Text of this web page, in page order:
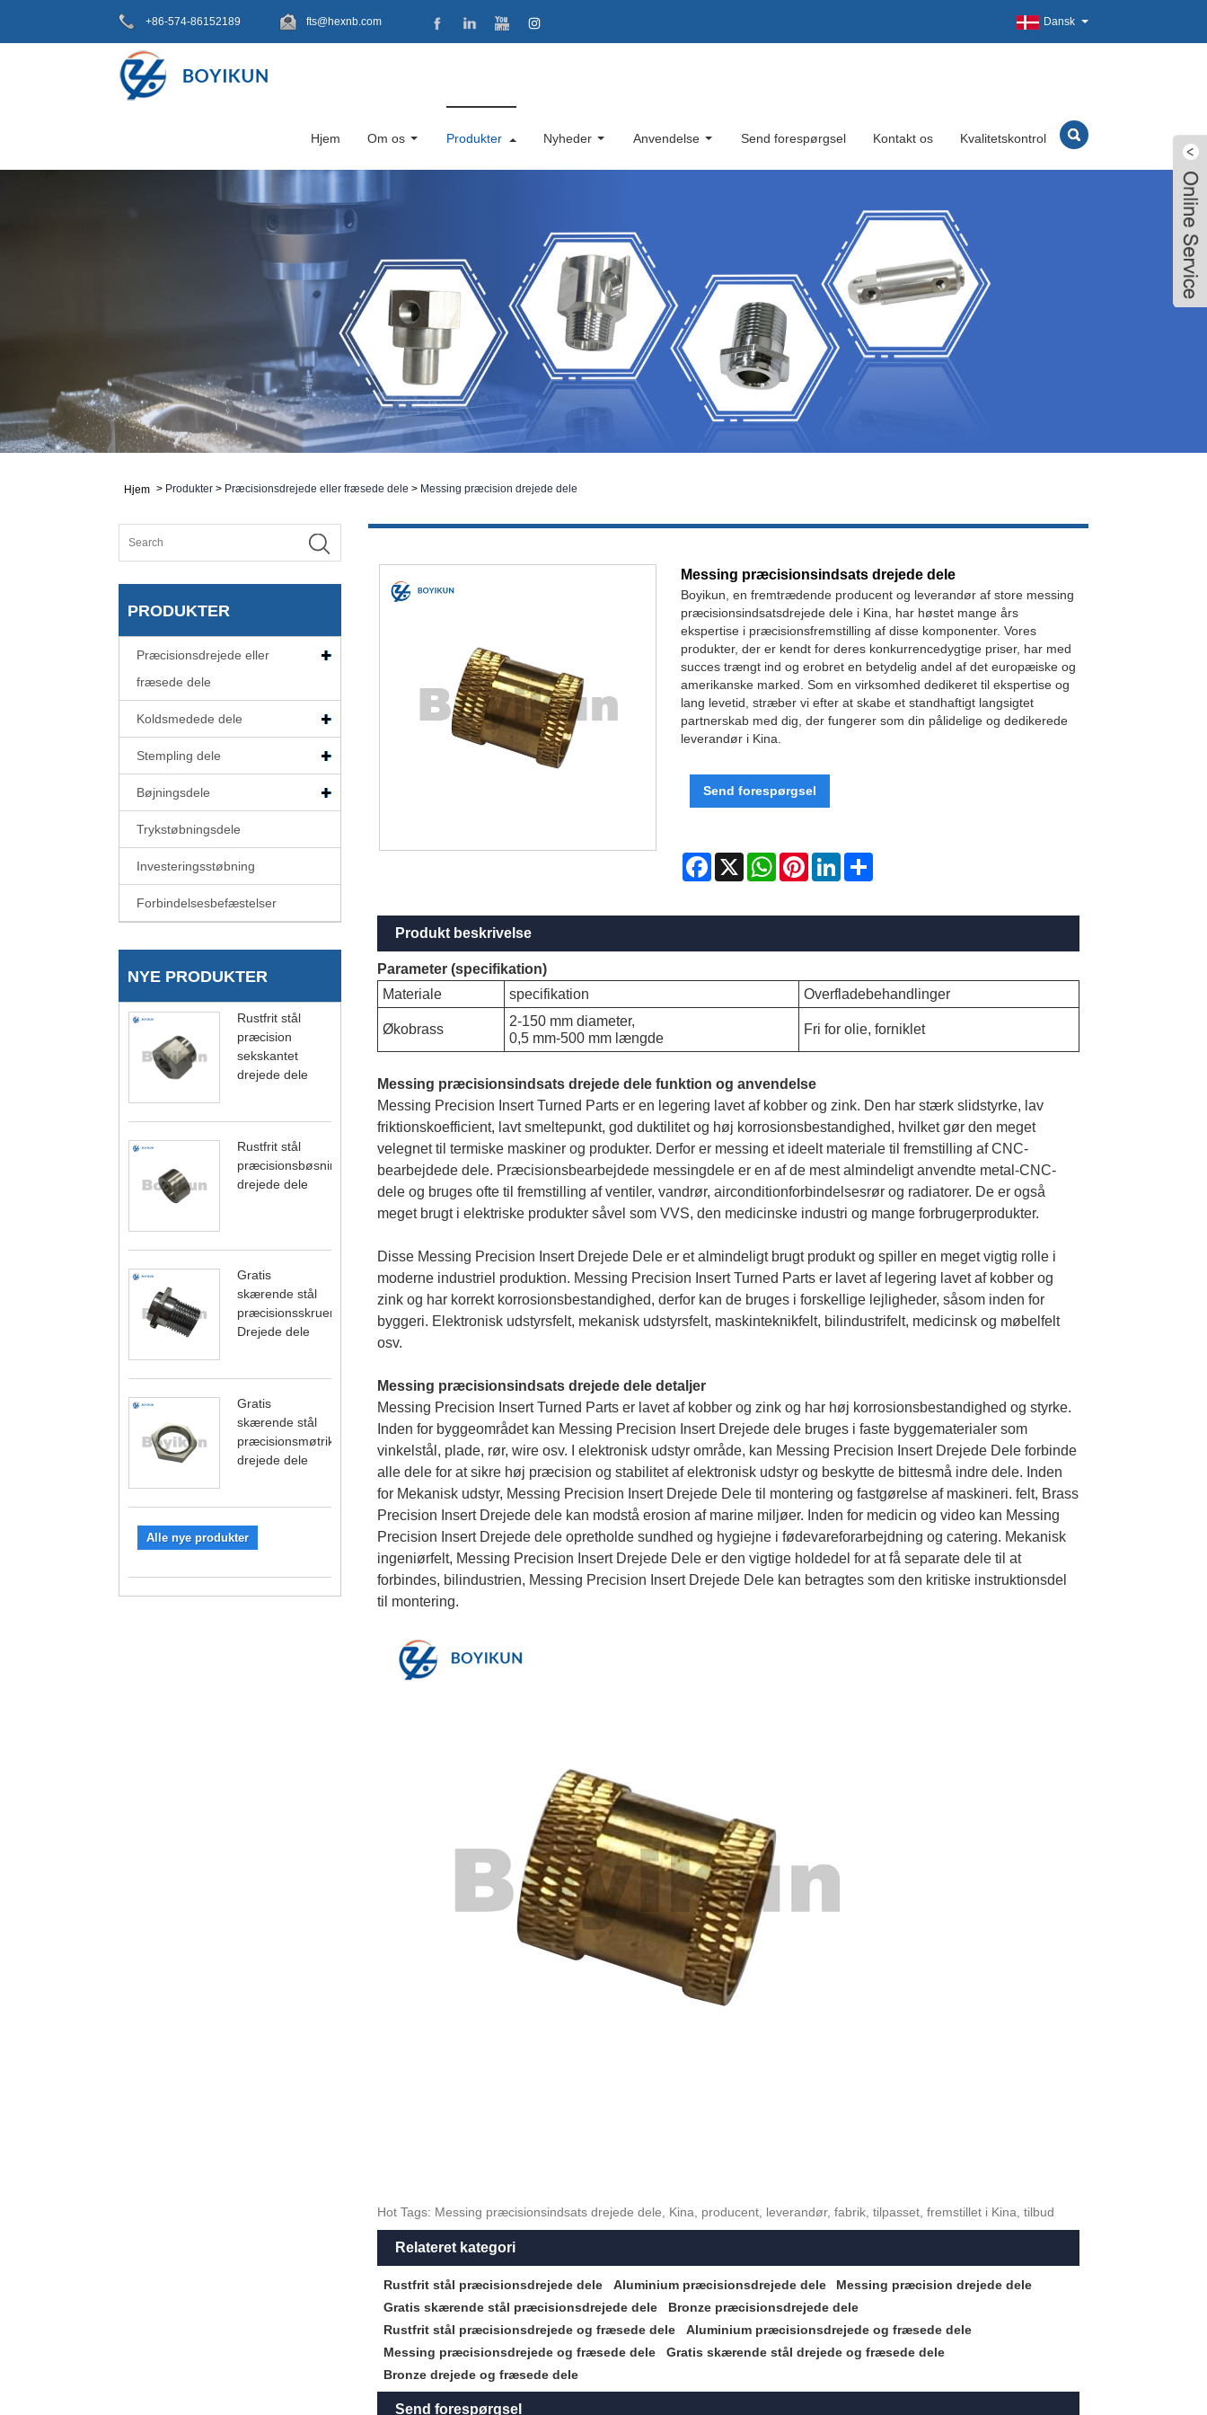
+86-574-86152189 fts@hexnb.com Dansk
Hjem Om os Produkter Nyheder Anvendelse Send forespørgsel Kontakt os Kvalitetskontrol
Hjem > Produkter > Præcisionsdrejede eller fræsede dele > Messing præcision drejede dele
PRODUKTER
Præcisionsdrejede eller
fræsede dele
Koldsmedede dele
Stempling dele
Bøjningsdele
Trykstøbningsdele
Investeringsstøbning
Forbindelsesbefæstelser
NYE PRODUKTER
Rustfrit stål
præcision
sekskantet
drejede dele
Rustfrit stål
præcisionsbøsning
drejede dele
Gratis
skærende stål
præcisionsskruer
Drejede dele
Gratis
skærende stål
præcisionsmøtrik
drejede dele
Alle nye produkter
Messing præcisionsindsats drejede dele
Boyikun, en fremtrædende producent og leverandør af store messing
præcisionsindsatsdrejede dele i Kina, har høstet mange års
ekspertise i præcisionsfremstilling af disse komponenter. Vores
produkter, der er kendt for deres konkurrencedygtige priser, har med
succes trængt ind og erobret en betydelig andel af det europæiske og
amerikanske marked. Som en virksomhed dedikeret til ekspertise og
lang levetid, stræber vi efter at skabe et standhaftigt langsigtet
partnerskab med dig, der fungerer som din pålidelige og dedikerede
leverandør i Kina.
Send forespørgsel
Facebook
X WhatsAppPinterestLinkedInShare
Produkt beskrivelse
Parameter (specifikation)
Materiale
specifikation Overfladebehandlinger
Økobrass
2-150 mm diameter,
0,5 mm-500 mm længde
Fri for olie, forniklet
Messing præcisionsindsats drejede dele funktion og anvendelse
Messing Precision Insert Turned Parts er en legering lavet af kobber og zink. Den har stærk slidstyrke, lav
friktionskoefficient, lavt smeltepunkt, god duktilitet og høj korrosionsbestandighed, hvilket gør den meget
velegnet til termiske maskiner og produkter. Derfor er messing et ideelt materiale til fremstilling af CNC-
bearbejdede dele. Præcisionsbearbejdede messingdele er en af ​​de mest almindeligt anvendte metal-CNC-
dele og bruges ofte til fremstilling af ventiler, vandrør, airconditionforbindelsesrør og radiatorer. De er også
meget brugt i elektriske produkter såvel som VVS, den medicinske industri og mange forbrugerprodukter.
Disse Messing Precision Insert Drejede Dele er et almindeligt brugt produkt og spiller en meget vigtig rolle i
moderne industriel produktion. Messing Precision Insert Turned Parts er lavet af legering lavet af kobber og
zink og har korrekt korrosionsbestandighed, derfor kan de bruges i forskellige lejligheder, såsom inden for
byggeri. Elektronisk udstyrsfelt, mekanisk udstyrsfelt, maskinteknikfelt, bilindustrifelt, medicinsk og møbelfelt
osv.
Messing præcisionsindsats drejede dele detaljer
Messing Precision Insert Turned Parts er lavet af kobber og zink og har høj korrosionsbestandighed og styrke.
Inden for byggeområdet kan Messing Precision Insert Drejede dele bruges i faste byggematerialer som
vinkelstål, plade, rør, wire osv. I elektronisk udstyr område, kan Messing Precision Insert Drejede Dele forbinde
alle dele for at sikre høj præcision og stabilitet af elektronisk udstyr og beskytte de bittesmå indre dele. Inden
for Mekanisk udstyr, Messing Precision Insert Drejede Dele til montering og fastgørelse af maskineri. felt, Brass
Precision Insert Drejede dele kan modstå erosion af marine miljøer. Inden for medicin og video kan Messing
Precision Insert Drejede dele opretholde sundhed og hygiejne i fødevareforarbejdning og catering. Mekanisk
ingeniørfelt, Messing Precision Insert Drejede Dele er den vigtige holdedel for at få separate dele til at
forbindes, bilindustrien, Messing Precision Insert Drejede Dele kan betragtes som den kritiske instruktionsdel
til montering.
Hot Tags: Messing præcisionsindsats drejede dele, Kina, producent, leverandør, fabrik, tilpasset, fremstillet i Kina, tilbud
Relateret kategori
Rustfrit stål præcisionsdrejede dele Aluminium præcisionsdrejede dele
Messing præcision drejede dele
Gratis skærende stål præcisionsdrejede dele
Bronze præcisionsdrejede dele
Rustfrit stål præcisionsdrejede og fræsede dele
Aluminium præcisionsdrejede og fræsede dele
Messing præcisionsdrejede og fræsede dele
Gratis skærende stål drejede og fræsede dele
Bronze drejede og fræsede dele
Send forespørgsel